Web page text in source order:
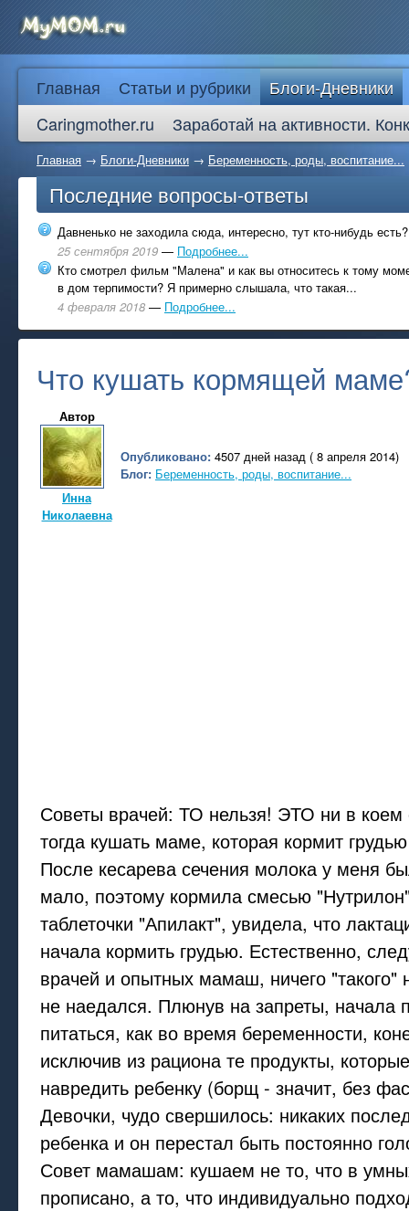
Главная Статьи и рубрики
Блоги-Дневники
Caringmother.ru
Заработай на активности.
Главная → Блоги-Дневники → Беременность, роды, воспитание...
Последние вопросы-ответы
Давненько не заходила сюда, интересно, тут кто-нибудь есть?
25 сентября 2019 — Подробнее...
Кто смотрел фильм "Малена" и как вы относитесь к тому
в дом терпимости? Я примерно слышала, что такая...
4 февраля 2018 — Подробнее...
Что кушать кормящей
Автор
Инна
Николаевна
Опубликовано: 4507 дней назад ( 8 апреля 2014)
Блог: Беременность, роды, воспитание...
Советы врачей: ТО нельзя! ЭТО ни в коем
тогда кушать маме, которая кормит
После кесарева сечения молока у меня
мало, поэтому кормила смесью
таблеточки "Апилакт", увидела, что
начала кормить грудью. Естественно,
врачей и опытных мамаш, ничего "такого"
не наедался. Плюнув на запреты, начала
питаться, как во время беременности,
исключив из рациона те продукты,
навредить ребенку (борщ - значит, без
Девочки, чудо свершилось: никаких
ребенка и он перестал быть постоянно
Совет мамашам: кушаем не то, что в
прописано, а то, что индивидуально